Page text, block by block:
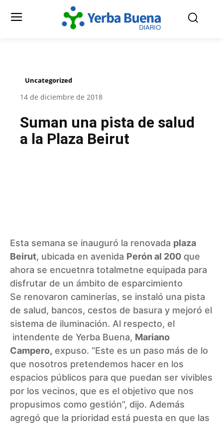
Uncategorized
14 de diciembre de 2018
Suman una pista de salud
a la Plaza Beirut
Esta semana se inauguró la renovada plaza
Beirut, ubicada en avenida Perón al 200 que
ahora se encuetnra totalmetne equipada para
disfrutar de un ámbito de esparcimiento
Se renovaron caminerías, se instaló una pista
de salud, bancos, cestos de basura y mejoró el
sistema de iluminación. Al respecto, el
intendente de Yerba Buena, Mariano
Campero, expuso. “Este es un paso más de lo
que nosotros pretendemos hacer en los
espacios públicos para que puedan ser vivibles
por los vecinos, que es el objetivo que nos
propusimos como gestión”, dijo. Además
agregó que la prioridad está puesta en que las